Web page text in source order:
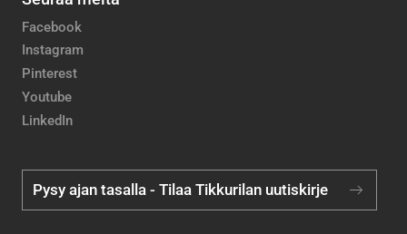
Facebook
Instagram
Pinterest
Youtube
LinkedIn
Pysy ajan tasalla - Tilaa Tikkurilan uutiskirje